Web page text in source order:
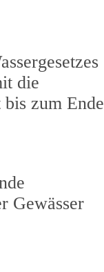
die
zum Ende
Gewässer